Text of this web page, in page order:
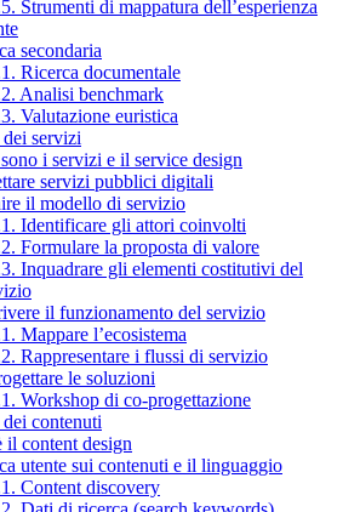
Strumenti di mappatura dell’esperienza
secondaria
Ricerca documentale
Analisi benchmark
Valutazione euristica
servizi
i servizi e il service design
servizi pubblici digitali
il modello di servizio
Identificare gli attori coinvolti
Formulare la proposta di valore
Inquadrare gli elementi costitutivi del
il funzionamento del servizio
Mappare l’ecosistema
Rappresentare i flussi di servizio
le soluzioni
Workshop di co-progettazione
contenuti
il content design
utente sui contenuti e il linguaggio
Content discovery